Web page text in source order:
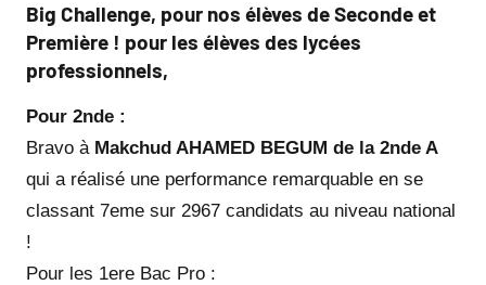
BABOULAT
Big Challenge, pour nos élèves de Seconde et
Première ! pour les élèves des lycées
professionnels,
Pour 2nde :
Bravo à Makchud AHAMED BEGUM de la 2nde A
qui a réalisé une performance remarquable en se
classant 7eme sur 2967 candidats au niveau national
!
Pour les 1ere Bac Pro :